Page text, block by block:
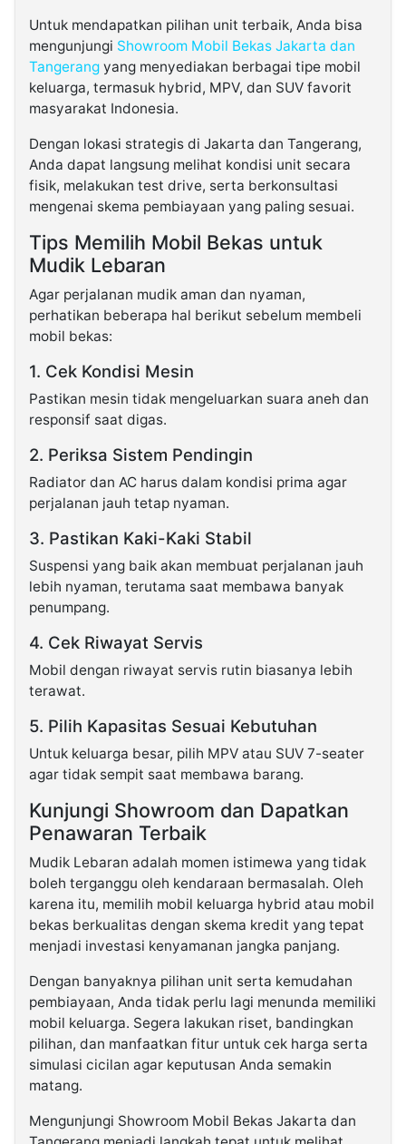
Untuk mendapatkan pilihan unit terbaik, Anda bisa
mengunjungi Showroom Mobil Bekas Jakarta dan
Tangerang yang menyediakan berbagai tipe mobil
keluarga, termasuk hybrid, MPV, dan SUV favorit
masyarakat Indonesia.
Dengan lokasi strategis di Jakarta dan Tangerang,
Anda dapat langsung melihat kondisi unit secara
fisik, melakukan test drive, serta berkonsultasi
mengenai skema pembiayaan yang paling sesuai.
Tips Memilih Mobil Bekas untuk
Mudik Lebaran
Agar perjalanan mudik aman dan nyaman,
perhatikan beberapa hal berikut sebelum membeli
mobil bekas:
1. Cek Kondisi Mesin
Pastikan mesin tidak mengeluarkan suara aneh dan
responsif saat digas.
2. Periksa Sistem Pendingin
Radiator dan AC harus dalam kondisi prima agar
perjalanan jauh tetap nyaman.
3. Pastikan Kaki-Kaki Stabil
Suspensi yang baik akan membuat perjalanan jauh
lebih nyaman, terutama saat membawa banyak
penumpang.
4. Cek Riwayat Servis
Mobil dengan riwayat servis rutin biasanya lebih
terawat.
5. Pilih Kapasitas Sesuai Kebutuhan
Untuk keluarga besar, pilih MPV atau SUV 7-seater
agar tidak sempit saat membawa barang.
Kunjungi Showroom dan Dapatkan
Penawaran Terbaik
Mudik Lebaran adalah momen istimewa yang tidak
boleh terganggu oleh kendaraan bermasalah. Oleh
karena itu, memilih mobil keluarga hybrid atau mobil
bekas berkualitas dengan skema kredit yang tepat
menjadi investasi kenyamanan jangka panjang.
Dengan banyaknya pilihan unit serta kemudahan
pembiayaan, Anda tidak perlu lagi menunda memiliki
mobil keluarga. Segera lakukan riset, bandingkan
pilihan, dan manfaatkan fitur untuk cek harga serta
simulasi cicilan agar keputusan Anda semakin
matang.
Mengunjungi Showroom Mobil Bekas Jakarta dan